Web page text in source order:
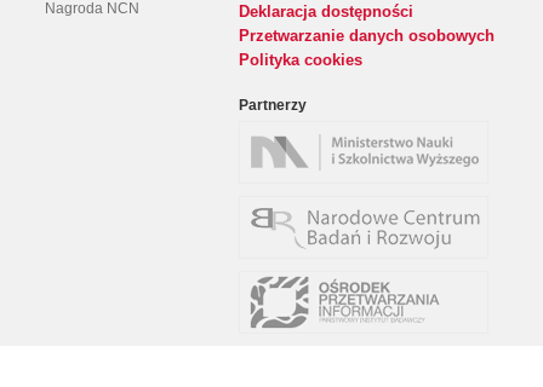
Nagroda NCN
Deklaracja dostępności
Przetwarzanie danych osobowych
Polityka cookies
Partnerzy